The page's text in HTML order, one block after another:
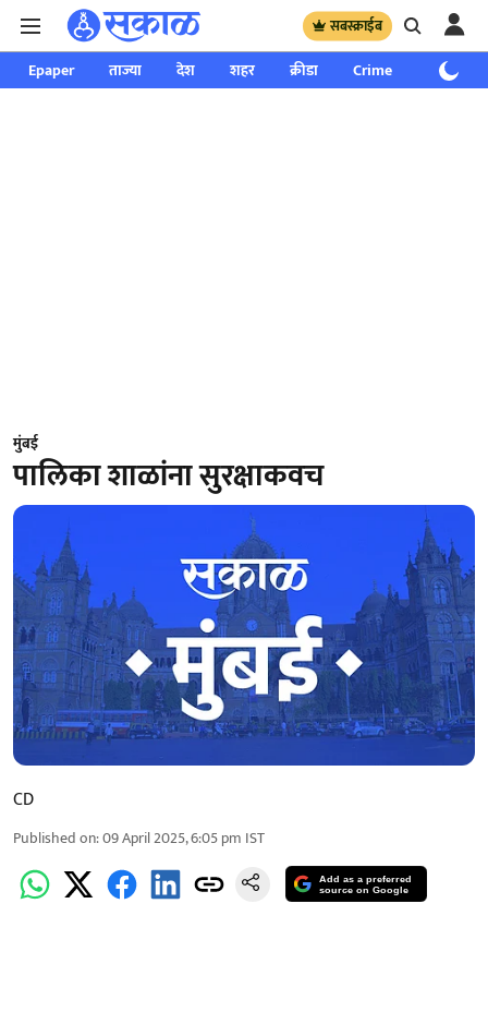
सबस्क्राईब
Epaper ताज्या देश शहर क्रीडा Crime साप्ताहिक
मुंबई
पालिका शाळांना सुरक्षाकवच
CD
Published on:09 April 2025, 6:05 pm IST
Add as a preferred
source on Google